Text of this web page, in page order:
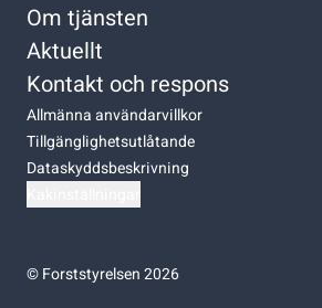
Om tjänsten
Aktuellt
Kontakt och respons
Allmänna användarvillkor
Tillgänglighetsutlåtande
Dataskyddsbeskrivning
©Forststyrelsen 2026